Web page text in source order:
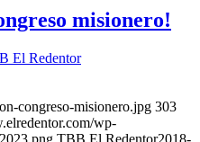
misionero!
El Redentor
congreso-misionero.jpg 303
wp-
TBB El Redentor2018-